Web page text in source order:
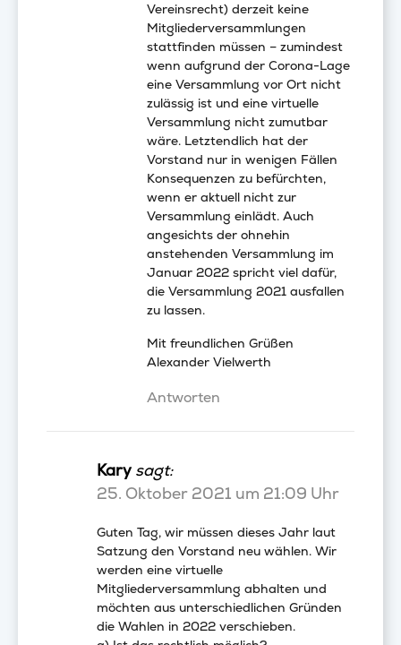
Vereinsrecht) derzeit keine
Mitgliederversammlungen
stattfinden müssen – zumindest
wenn aufgrund der Corona-Lage
eine Versammlung vor Ort nicht
zulässig ist und eine virtuelle
Versammlung nicht zumutbar
wäre. Letztendlich hat der
Vorstand nur in wenigen Fällen
Konsequenzen zu befürchten,
wenn er aktuell nicht zur
Versammlung einlädt. Auch
angesichts der ohnehin
anstehenden Versammlung im
Januar 2022 spricht viel dafür,
die Versammlung 2021 ausfallen
zu lassen.
Mit freundlichen Grüßen
Alexander Vielwerth
Antworten
Kary sagt:
25. Oktober 2021 um 21:09 Uhr
Guten Tag, wir müssen dieses Jahr laut
Satzung den Vorstand neu wählen. Wir
werden eine virtuelle
Mitgliederversammlung abhalten und
möchten aus unterschiedlichen Gründen
die Wahlen in 2022 verschieben.